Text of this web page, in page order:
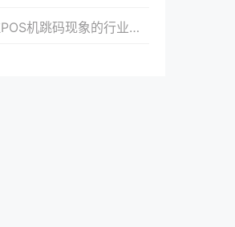
机跳码现象的行业现状与治理建议